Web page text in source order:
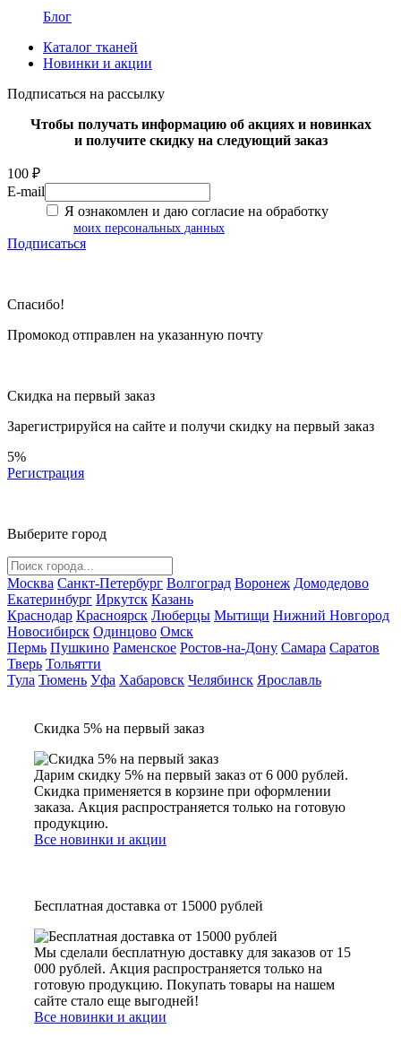
Блог
Каталог тканей
Новинки и акции
Подписаться на рассылку
Чтобы получать информацию об акциях и новинках
и получите скидку на следующий заказ
100 ₽
E-mail
Я ознакомлен и даю согласие на обработку
моих персональных данных
Подписаться
Спасибо!
Промокод отправлен на указанную почту
Скидка на первый заказ
Зарегистрируйся на сайте и получи скидку на первый заказ
5%
Регистрация
Выберите город
Москва Санкт-Петербург Волгоград Воронеж Домодедово
Екатеринбург Иркутск Казань
Краснодар Красноярск Люберцы Мытищи Нижний Новгород
Новосибирск Одинцово Омск
Пермь Пушкино Раменское Ростов-на-Дону Самара Саратов
Тверь Тольятти
Тула Тюмень Уфа Хабаровск Челябинск Ярославль
Скидка 5% на первый заказ
Дарим скидку 5% на первый заказ от 6 000 рублей.
Скидка применяется в корзине при оформлении
заказа. Акция распространяется только на готовую
продукцию.
Все новинки и акции
Бесплатная доставка от 15000 рублей
Мы сделали бесплатную доставку для заказов от 15
000 рублей. Акция распространяется только на
готовую продукцию. Покупать товары на нашем
сайте стало еще выгодней!
Все новинки и акции